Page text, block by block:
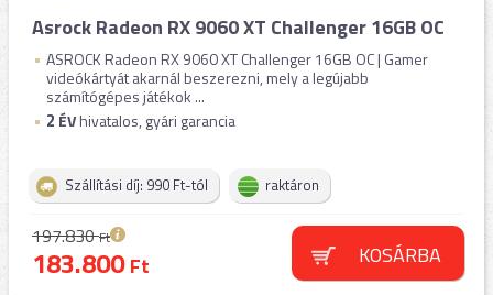
Asrock Radeon RX 9060 XT Challenger 16GB OC
ASROCK Radeon RX 9060 XT Challenger 16GB OC | Gamer
videókártyát akarnál beszerezni, mely a legújabb
számítógépes játékok ...
2 ÉVhivatalos, gyári garancia
Szállítási díj: 990 Ft-tól raktáron
197.830Ft
183.800Ft KOSÁRBA